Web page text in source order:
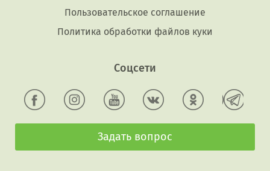
Пользовательское соглашение
Политика обработки файлов куки
Соцсети
Задать вопрос